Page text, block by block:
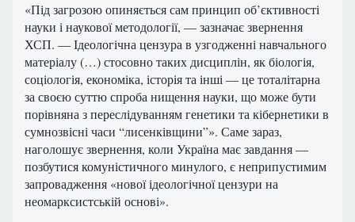
«Під загрозою опиняється сам принцип об’єктивності
науки і наукової методології, — зазначає звернення
ХСП. — Ідеологічна цензура в узгодженні навчального
матеріалу (…) стосовно таких дисциплін, як біологія,
соціологія, економіка, історія та інші — це тоталітарна
за своєю суттю спроба нищення науки, що може бути
порівняна з переслідуванням генетики та кібернетики в
сумнозвісні часи “лисенківщини”». Саме зараз,
наголошує звернення, коли Україна має завдання —
позбутися комуністичного минулого, є неприпустимим
запровадження «нової ідеологічної цензури на
неомарксистській основі».